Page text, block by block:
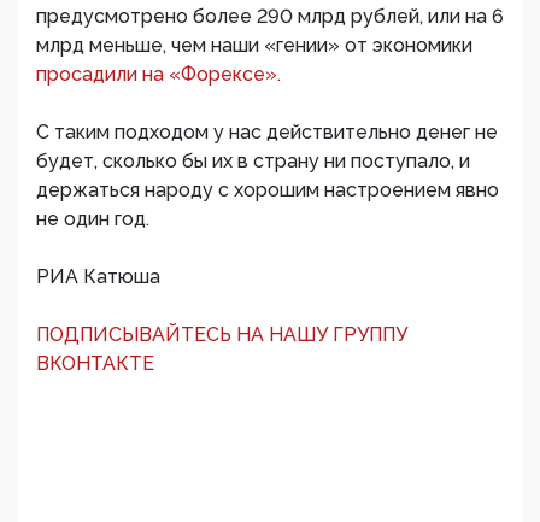
предусмотрено более 290 млрд рублей, или на 6
млрд меньше, чем наши «гении» от экономики
просадили на «Форексе».
С таким подходом у нас действительно денег не
будет, сколько бы их в страну ни поступало, и
держаться народу с хорошим настроением явно
не один год.
РИА Катюша
ПОДПИСЫВАЙТЕСЬ НА НАШУ ГРУППУ
ВКОНТАКТЕ